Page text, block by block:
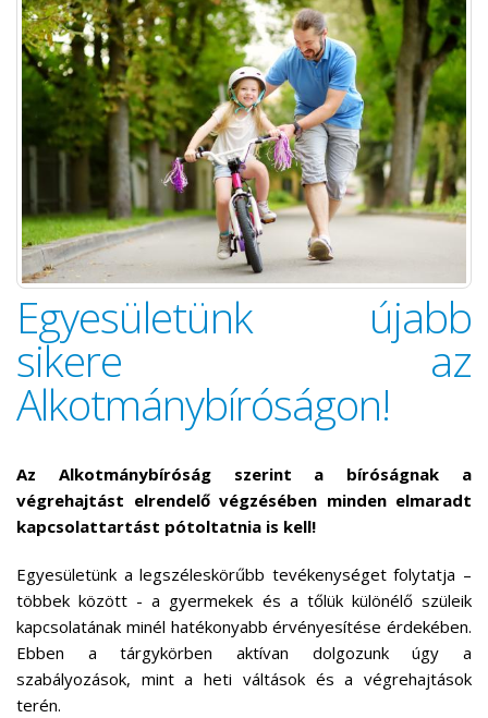
Egyesületünk újabb
sikere az
Alkotmánybíróságon!
Az Alkotmánybíróság szerint a bíróságnak a
végrehajtást elrendelő végzésében minden elmaradt
kapcsolattartást pótoltatnia is kell!
Egyesületünk a legszéleskörűbb tevékenységet folytatja –
többek között - a gyermekek és a tőlük különélő szüleik
kapcsolatának minél hatékonyabb érvényesítése érdekében.
Ebben a tárgykörben aktívan dolgozunk úgy a
szabályozások, mint a heti váltások és a végrehajtások
terén.